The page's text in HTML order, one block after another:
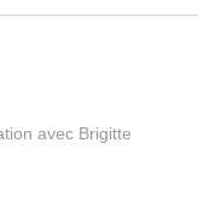
avec Brigitte